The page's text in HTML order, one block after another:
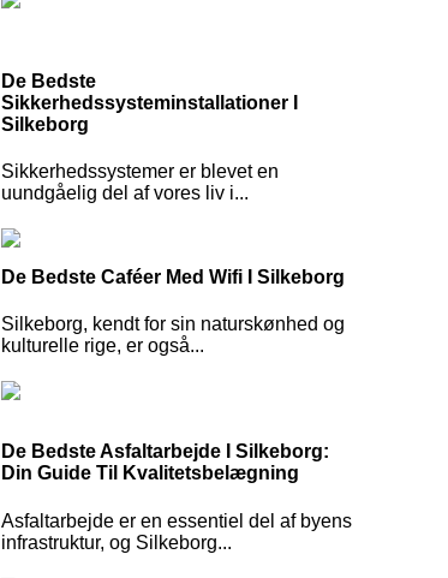
De Bedste
Sikkerhedssysteminstallationer I
Silkeborg
Sikkerhedssystemer er blevet en
uundgåelig del af vores liv i...
De Bedste Caféer Med Wifi I Silkeborg
Silkeborg, kendt for sin naturskønhed og
kulturelle rige, er også...
De Bedste Asfaltarbejde I Silkeborg:
Din Guide Til Kvalitetsbelægning
Asfaltarbejde er en essentiel del af byens
infrastruktur, og Silkeborg...